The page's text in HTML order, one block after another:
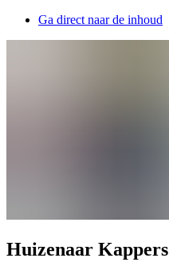
Ga direct naar de inhoud
Huizenaar Kappers